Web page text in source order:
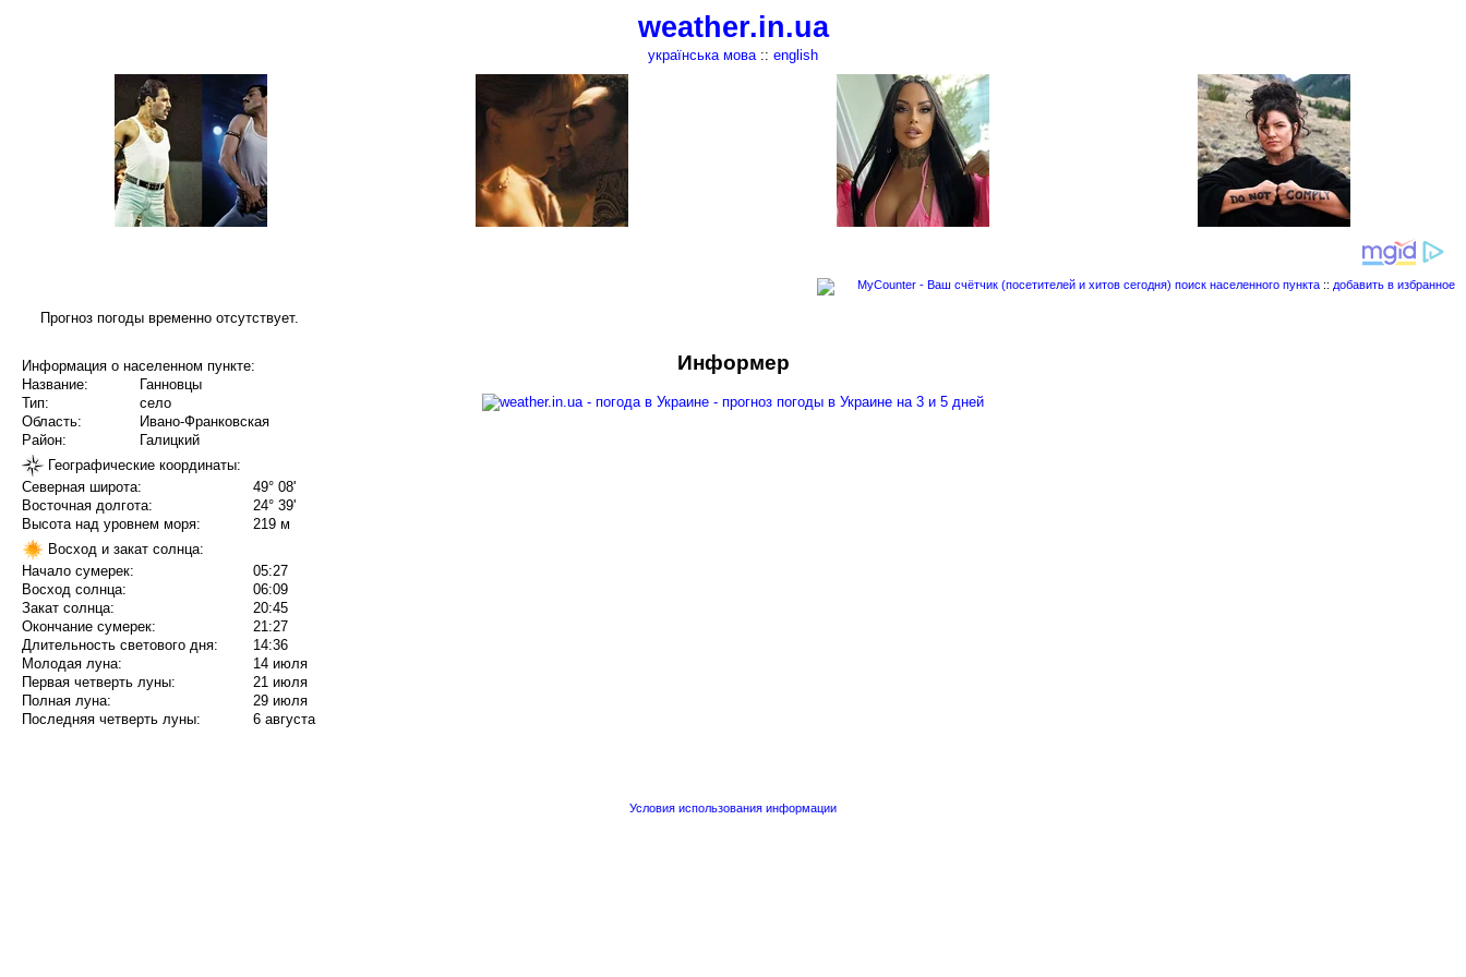
weather.in.ua
українська мова:: english
поиск населенного пункта :: добавить в избранное
Прогноз погоды временно отсутствует.
Информация о населенном пункте:
Название:
Ганновцы
Тип:
село
Область:
Ивано-Франковская
Район:
Галицкий
Географические координаты:
Северная широта:
49° 08'
Восточная долгота:
24° 39'
Высота над уровнем моря:
219 м
Восход и закат солнца:
Начало сумерек:
05:27
Восход солнца:
06:09
Закат солнца:
20:45
Окончание сумерек:
21:27
Длительность светового дня:
14:36
Молодая луна:
14 июля
Первая четверть луны:
21 июля
Полная луна:
29 июля
Последняя четверть луны:
6 августа
Информер
Условия использования информации